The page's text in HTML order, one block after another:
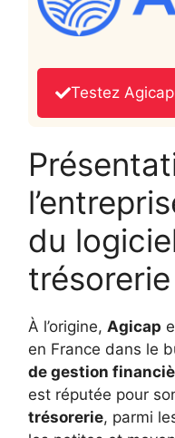
Testez Agicap
du
trésorerie
À l’origine, Agicap
en France dans le
de gestion
est réputée pour
trésorerie, parmi